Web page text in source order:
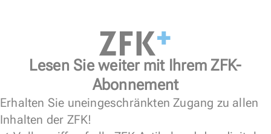
Lesen Sie weiter mit Ihrem ZFK-
Abonnement
Erhalten Sie uneingeschränkten Zugang zu allen
Inhalten der ZFK!